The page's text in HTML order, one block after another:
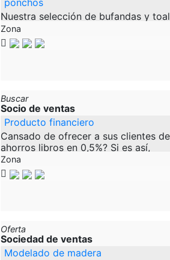
ponchos
Nuestra selección de bufandas y
de Capant es grande y asequible.
Utilizamos pura lana Merino
seda fina, lino y algodón de la más
Zona
Buscar
Socio de ventas
Producto financiero
Cansado de ofrecer a sus clientes de
ahorros libros en 0,5%? Si es así,
entonces tenemos lo correcto para
usted. Le damos a sus clientes
una
Zona
Oferta
Sociedad de ventas
Modelado de madera